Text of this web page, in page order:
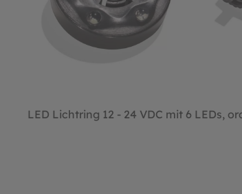
LED Lichtring 12 - 24 VDC mit 6 LEDs,